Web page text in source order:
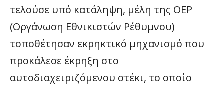
τελούσε υπό κατάληψη, μέλη της ΟΕΡ
(Οργάνωση Εθνικιστών Ρέθυμνου)
τοποθέτησαν εκρηκτικό μηχανισμό που
προκάλεσε έκρηξη στο
αυτοδιαχειριζόμενου στέκι, το οποίο